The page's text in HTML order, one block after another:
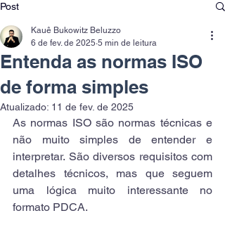
Post
Entenda as normas ISO
de forma simples
Kauê Bukowitz Beluzzo
6 de fev. de 2025 5 min de leitura
Atualizado: 11 de fev. de 2025
As normas ISO são normas técnicas e
não muito simples de entender e
interpretar. São diversos requisitos com
detalhes técnicos, mas que seguem
uma lógica muito interessante no
formato PDCA.